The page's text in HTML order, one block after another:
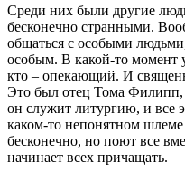
Среди них были другие
бесконечно странными.
общаться с особыми
особым. В какой-то момент
кто – опекающий. И
Это был отец Тома
он служит литургию, и все
каком-то непонятном
бесконечно, но поют все
начинает всех причащать.